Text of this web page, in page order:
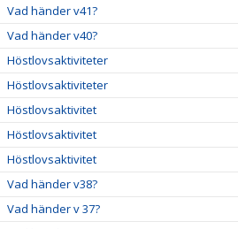
Vad händer v41?
Vad händer v40?
Höstlovsaktiviteter
Höstlovsaktiviteter
Höstlovsaktivitet
Höstlovsaktivitet
Höstlovsaktivitet
Vad händer v38?
Vad händer v 37?